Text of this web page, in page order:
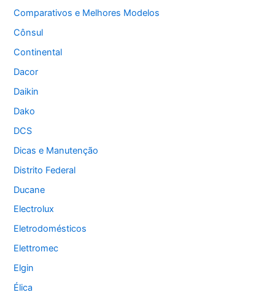
Comparativos e Melhores Modelos
Cônsul
Continental
Dacor
Daikin
Dako
DCS
Dicas e Manutenção
Distrito Federal
Ducane
Electrolux
Eletrodomésticos
Elettromec
Elgin
Élica